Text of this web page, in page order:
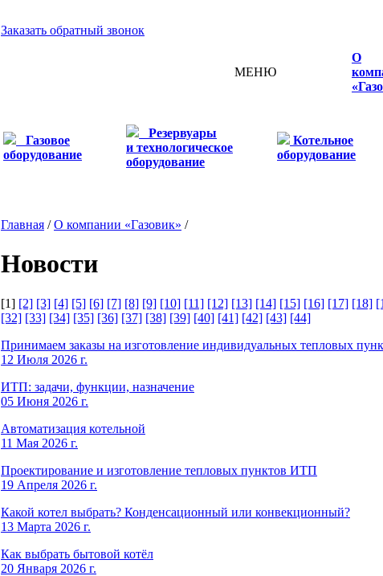
Заказать обратный звонок
МЕНЮ
О
Газовое
оборудование
Резервуары
и технологическое
оборудование
Котельное
оборудование
Главная /О компании «Газовик» /
Новости
[1] [2] [3] [4] [5] [6] [7] [8] [9] [10] [11] [12] [13] [14] [15] [16] [17] [18]
[32] [33] [34] [35] [36] [37] [38] [39] [40] [41] [42] [43] [44]
Принимаем заказы на изготовление индивидуальных тепловых
12 Июля 2026 г.
ИТП: задачи, функции, назначение
05 Июня 2026 г.
Автоматизация котельной
11 Мая 2026 г.
Проектирование и изготовление тепловых пунктов ИТП
19 Апреля 2026 г.
Какой котел выбрать? Конденсационный или конвекционный?
13 Марта 2026 г.
Как выбрать бытовой котёл
20 Января 2026 г.